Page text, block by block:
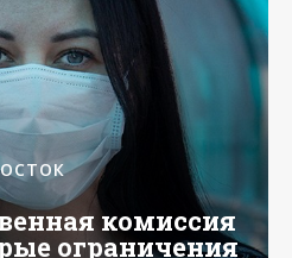
комиссия
ограничения